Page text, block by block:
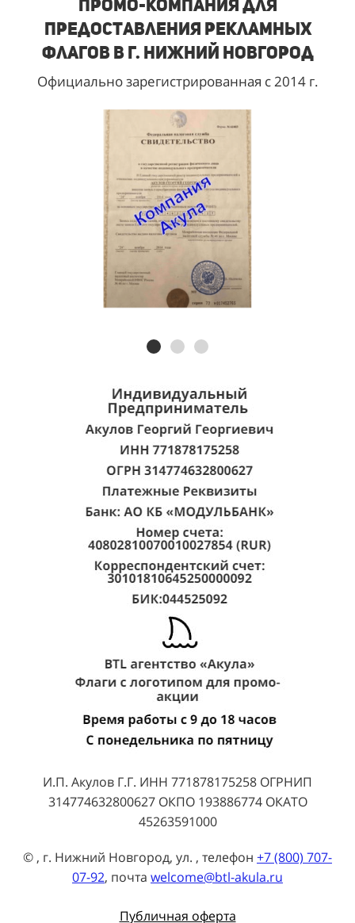
Промо-компания для
предоставления рекламных
флагов в г. Нижний Новгород
Официально зарегистрированная с 2014 г.
И.П. Акулов Г.Г. ИНН 771878175258 ОГРНИП
314774632800627 ОКПО 193886774 ОКАТО
45263591000
© , г. Нижний Новгород, ул. , телефон +7 (800) 707-
07-92, почта welcome@btl-akula.ru
Публичная оферта